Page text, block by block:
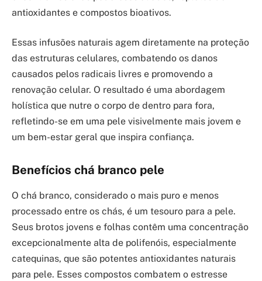
antioxidantes e compostos bioativos.
Essas infusões naturais agem diretamente na proteção
das estruturas celulares, combatendo os danos
causados pelos radicais livres e promovendo a
renovação celular. O resultado é uma abordagem
holística que nutre o corpo de dentro para fora,
refletindo-se em uma pele visivelmente mais jovem e
um bem-estar geral que inspira confiança.
Benefícios chá branco pele
O chá branco, considerado o mais puro e menos
processado entre os chás, é um tesouro para a pele.
Seus brotos jovens e folhas contêm uma concentração
excepcionalmente alta de polifenóis, especialmente
catequinas, que são potentes antioxidantes naturais
para pele. Esses compostos combatem o estresse